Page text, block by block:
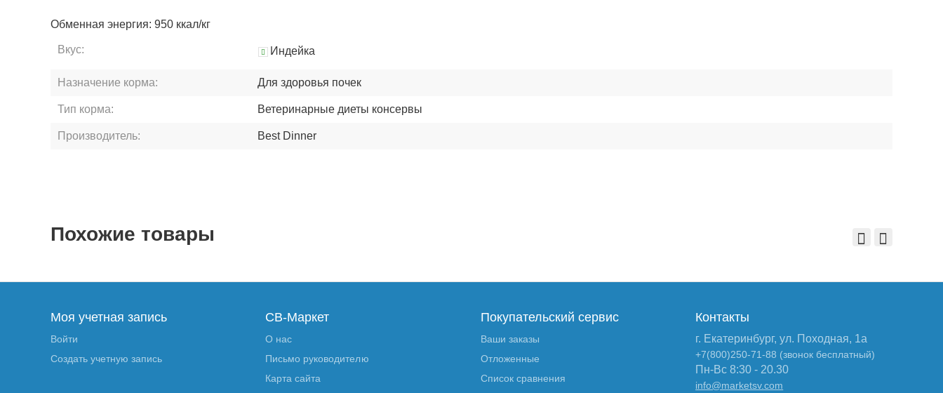
Обменная энергия: 950 ккал/кг
Вкус: Индейка
Назначение корма: Для здоровья почек
Тип корма: Ветеринарные диеты консервы
Производитель: Best Dinner
Похожие товары
Моя учетная запись
Войти
Создать учетную запись
СВ-Маркет
О нас
Письмо руководителю
Карта сайта
Покупательский сервис
Ваши заказы
Отложенные
Список сравнения
Контакты
г. Екатеринбург, ул. Походная, 1а
+7(800)250-71-88 (звонок бесплатный)
Пн-Вс 8:30 - 20.30
info@marketsv.com